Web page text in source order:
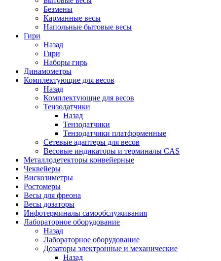
Безмены
Карманные весы
Напольные бытовые весы
Гири
Назад
Гири
Наборы гирь
Динамометры
Комплектующие для весов
Назад
Комплектующие для весов
Тензодатчики
Назад
Тензодатчики
Тензодатчики платформенные
Сетевые адаптеры для весов
Весовые индикаторы и терминалы CAS
Металлодетекторы конвейерные
Чеквейеры
Вискозиметры
Ростомеры
Весы для фреона
Весы дозаторы
Инфотерминалы самообслуживания
Лабораторное оборудование
Назад
Лабораторное оборудование
Дозаторы электронные и механические
Назад